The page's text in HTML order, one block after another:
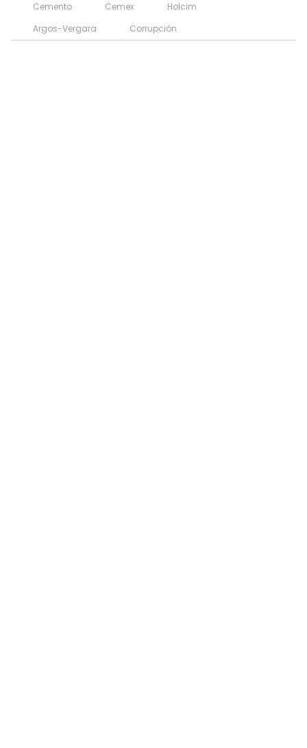
Cemento Cemex
Holcim
Argos-Vergara
Corrupción